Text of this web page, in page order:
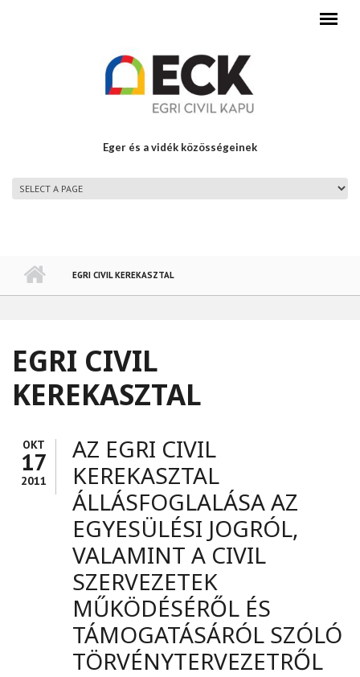
Eger és a vidék közösségeinek
EGRI CIVIL KEREKASZTAL
EGRI CIVIL
KEREKASZTAL
OKT
17
2011
AZ EGRI CIVIL
KEREKASZTAL
ÁLLÁSFOGLALÁSA AZ
EGYESÜLÉSI JOGRÓL,
VALAMINT A CIVIL
SZERVEZETEK
MŰKÖDÉSÉRŐL ÉS
TÁMOGATÁSÁRÓL SZÓLÓ
TÖRVÉNYTERVEZETRŐL